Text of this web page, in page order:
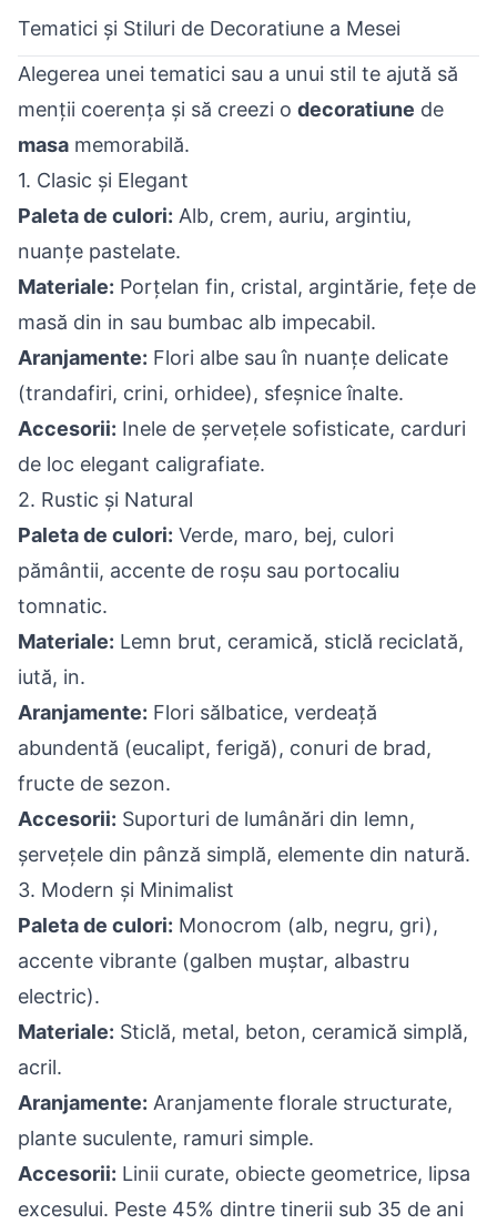
Tematici și Stiluri de Decoratiune a Mesei
Alegerea unei tematici sau a unui stil te ajută să
menții coerența și să creezi o decoratiune de
masa memorabilă.
1. Clasic și Elegant
Paleta de culori: Alb, crem, auriu, argintiu,
nuanțe pastelate.
Materiale: Porțelan fin, cristal, argintărie, fețe de
masă din in sau bumbac alb impecabil.
Aranjamente: Flori albe sau în nuanțe delicate
(trandafiri, crini, orhidee), sfeșnice înalte.
Accesorii: Inele de șervețele sofisticate, carduri
de loc elegant caligrafiate.
2. Rustic și Natural
Paleta de culori: Verde, maro, bej, culori
pământii, accente de roșu sau portocaliu
tomnatic.
Materiale: Lemn brut, ceramică, sticlă reciclată,
iută, in.
Aranjamente: Flori sălbatice, verdeață
abundentă (eucalipt, ferigă), conuri de brad,
fructe de sezon.
Accesorii: Suporturi de lumânări din lemn,
șervețele din pânză simplă, elemente din natură.
3. Modern și Minimalist
Paleta de culori: Monocrom (alb, negru, gri),
accente vibrante (galben muștar, albastru
electric).
Materiale: Sticlă, metal, beton, ceramică simplă,
acril.
Aranjamente: Aranjamente florale structurate,
plante suculente, ramuri simple.
Accesorii: Linii curate, obiecte geometrice, lipsa
excesului. Peste 45% dintre tinerii sub 35 de ani